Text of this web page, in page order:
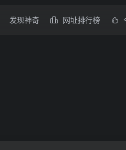
发现神奇 网址排行榜